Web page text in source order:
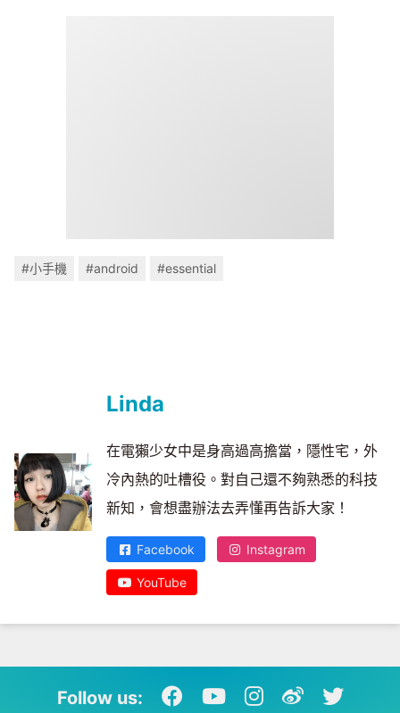
#小手機 #android #essential
Linda
在電獺少女中是身高過高擔當，隱性宅，外
冷內熱的吐槽役。對自己還不夠熟悉的科技
新知，會想盡辦法去弄懂再告訴大家！
Facebook Instagram
YouTube
Follow us: